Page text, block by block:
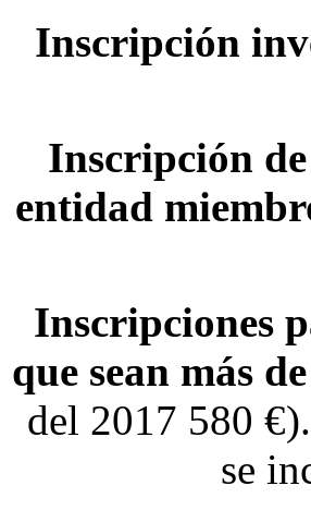
Inscripción
Inscripción
entidad
Inscripciones
que sean más
del 2017 580
se